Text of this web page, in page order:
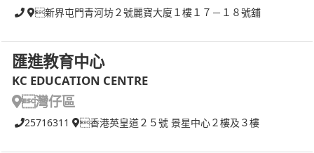
新界屯門青河坊２號麗寶大廈１樓１７－１８號舖
匯進教育中心
KC EDUCATION CENTRE
灣仔區
25716311 香港英皇道２５號 景星中心２樓及３樓